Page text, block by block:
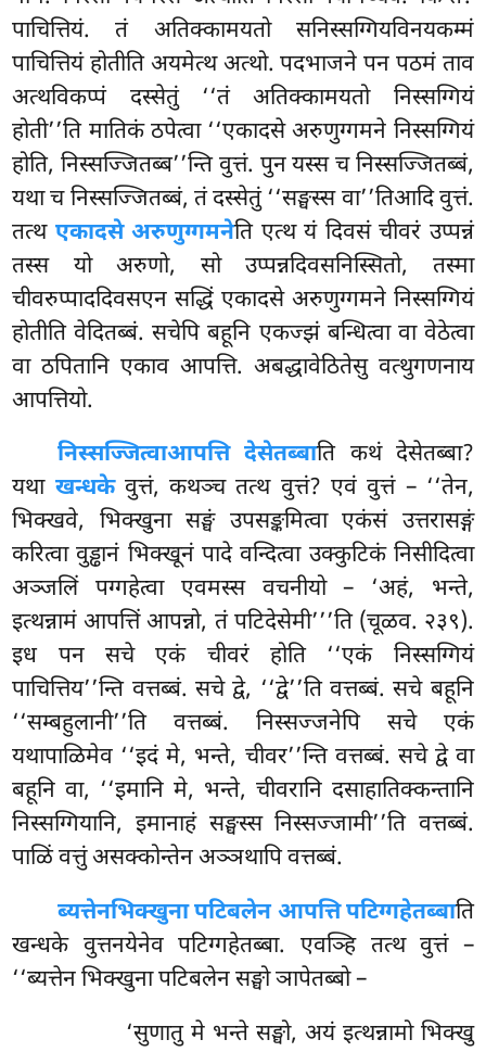
पाचित्तियं. तं अतिक्कामयतो सनिस्सग्गियविनयकम्मं
पाचित्तियं होतीति अयमेत्थ अत्थो. पदभाजने पन पठमं ताव
अत्थविकप्पं दस्सेतुं ‘‘तं अतिक्कामयतो निस्सग्गियं
होती’’ति मातिकं ठपेत्वा ‘‘एकादसे अरुणुग्गमने निस्सग्गियं
होति, निस्सज्जितब्ब’’न्ति वुत्तं. पुन यस्स च निस्सज्जितब्बं,
यथा च निस्सज्जितब्बं, तं दस्सेतुं ‘‘सङ्घस्स वा’’तिआदि वुत्तं.
तत्थ एकादसे अरुणुग्गमनेति एत्थ यं दिवसं चीवरं उप्पन्नं
तस्स यो अरुणो, सो उप्पन्नदिवसनिस्सितो, तस्मा
चीवरुप्पाददिवसएन सद्धिं एकादसे अरुणुग्गमने निस्सग्गियं
होतीति वेदितब्बं. सचेपि बहूनि एकज्झं बन्धित्वा वा वेठेत्वा
वा ठपितानि एकाव आपत्ति. अबद्धावेठितेसु वत्थुगणनाय
आपत्तियो.
निस्सज्जित्वाआपत्ति देसेतब्बाति कथं देसेतब्बा?
यथा खन्धकेवुत्तं, कथञ्च तत्थ वुत्तं? एवं वुत्तं – ‘‘तेन,
भिक्खवे, भिक्खुना सङ्घं उपसङ्कमित्वा एकंसं उत्तरासङ्गं
करित्वा वुड्ढानं भिक्खूनं पादे वन्दित्वा उक्कुटिकं निसीदित्वा
अञ्जलिं पग्गहेत्वा एवमस्स वचनीयो – ‘अहं, भन्ते,
इत्थन्नामं आपत्तिं आपन्नो, तं पटिदेसेमी’’’ति (चूळव. २३९).
इध पन सचे एकं चीवरं होति ‘‘एकं निस्सग्गियं
पाचित्तिय’’न्ति वत्तब्बं. सचे द्वे, ‘‘द्वे’’ति वत्तब्बं. सचे बहूनि
‘‘सम्बहुलानी’’ति वत्तब्बं. निस्सज्जनेपि सचे एकं
यथापाळिमेव ‘‘इदं मे, भन्ते, चीवर’’न्ति वत्तब्बं. सचे द्वे वा
बहूनि वा, ‘‘इमानि मे, भन्ते, चीवरानि दसाहातिक्कन्तानि
निस्सग्गियानि, इमानाहं सङ्घस्स निस्सज्जामी’’ति वत्तब्बं.
पाळिं वत्तुं असक्कोन्तेन अञ्ञथापि वत्तब्बं.
ब्यत्तेनभिक्खुना पटिबलेन आपत्ति पटिग्गहेतब्बाति
खन्धके वुत्तनयेनेव पटिग्गहेतब्बा. एवञ्हि तत्थ वुत्तं –
‘‘ब्यत्तेन भिक्खुना पटिबलेन सङ्घो ञापेतब्बो –
‘सुणातु मे भन्ते सङ्घो, अयं इत्थन्नामो भिक्खु